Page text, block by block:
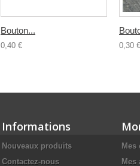
Bouton...
0,40 € 0,30 €
Informations
Nouveaux produits
Contactez-nous
Mes
Mes